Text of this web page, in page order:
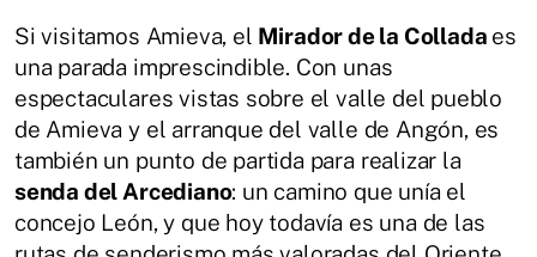
Si visitamos Amieva, el Mirador de la Collada es
una parada imprescindible. Con unas
espectaculares vistas sobre el valle del pueblo
de Amieva y el arranque del valle de Angón, es
también un punto de partida para realizar la
senda del Arcediano: un camino que unía el
concejo León, y que hoy todavía es una de las